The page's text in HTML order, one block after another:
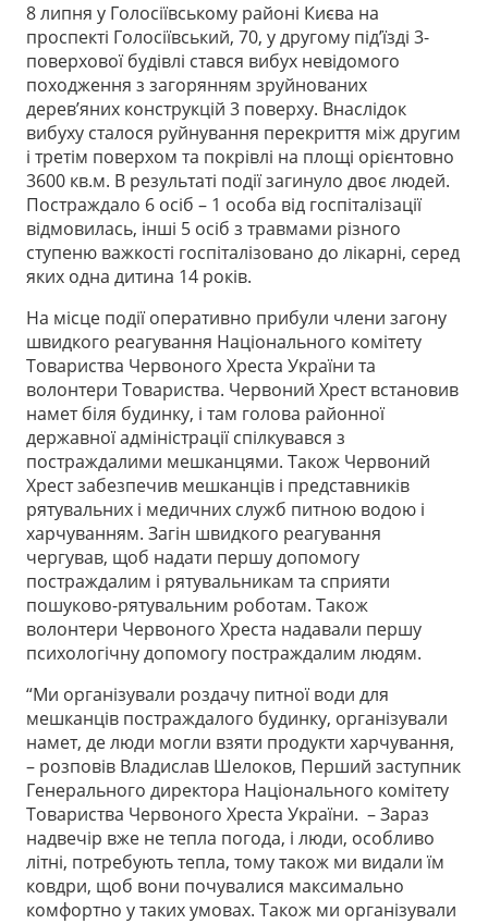
8 липня у Голосіївському районі Києва на
проспекті Голосіївський, 70, у другому під’їзді 3-
поверхової будівлі стався вибух невідомого
походження з загорянням зруйнованих
дерев’яних конструкцій 3 поверху. Внаслідок
вибуху сталося руйнування перекриття між другим
і третім поверхом та покрівлі на площі орієнтовно
3600 кв.м. В результаті події загинуло двоє людей.
Постраждало 6 осіб – 1 особа від госпіталізації
відмовилась, інші 5 осіб з травмами різного
ступеню важкості госпіталізовано до лікарні, серед
яких одна дитина 14 років.
На місце події оперативно прибули члени загону
швидкого реагування Національного комітету
Товариства Червоного Хреста України та
волонтери Товариства. Червоний Хрест встановив
намет біля будинку, і там голова районної
державної адміністрації спілкувався з
постраждалими мешканцями. Також Червоний
Хрест забезпечив мешканців і представників
рятувальних і медичних служб питною водою і
харчуванням. Загін швидкого реагування
чергував, щоб надати першу допомогу
постраждалим і рятувальникам та сприяти
пошуково-рятувальним роботам. Також
волонтери Червоного Хреста надавали першу
психологічну допомогу постраждалим людям.
“Ми організували роздачу питної води для
мешканців постраждалого будинку, організували
намет, де люди могли взяти продукти харчування,
– розповів Владислав Шелоков, Перший заступник
Генерального директора Національного комітету
Товариства Червоного Хреста України. – Зараз
надвечір вже не тепла погода, і люди, особливо
літні, потребують тепла, тому також ми видали їм
ковдри, щоб вони почувалися максимально
комфортно у таких умовах. Також ми організували